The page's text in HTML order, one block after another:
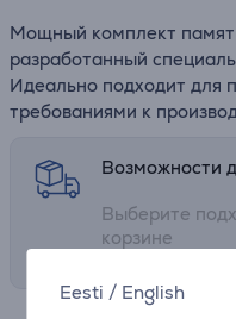
Eesti / English
Мощный комплект
разработанный
Идеально подходит для
требованиями к
Возможности
Выберите
корзине